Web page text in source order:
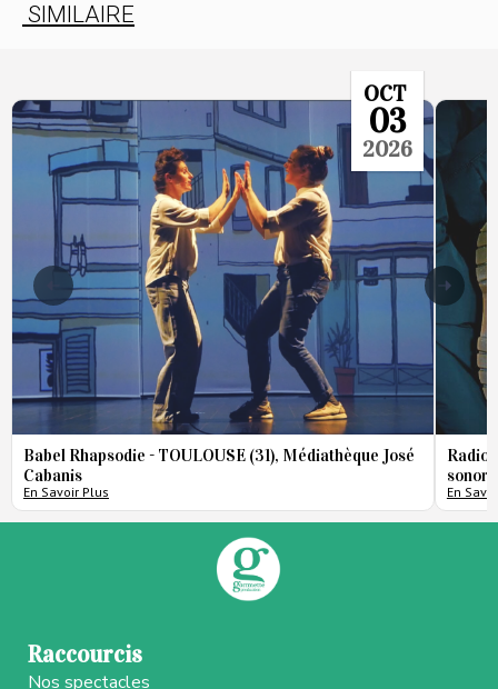
SIMILAIRE
OCT
03
2026
Babel Rhapsodie - TOULOUSE (31), Médiathèque José
Cabanis
En Savoir Plus
Radio
En
Raccourcis
Nos spectacles